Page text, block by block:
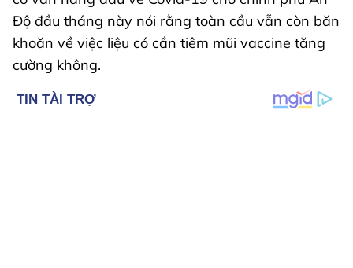
Độ đầu tháng này nói rằng toàn cầu vẫn còn băn
khoăn về việc liệu có cần tiêm mũi vaccine tăng
cường không.